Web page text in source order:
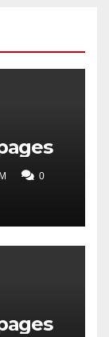
pages
0
pages